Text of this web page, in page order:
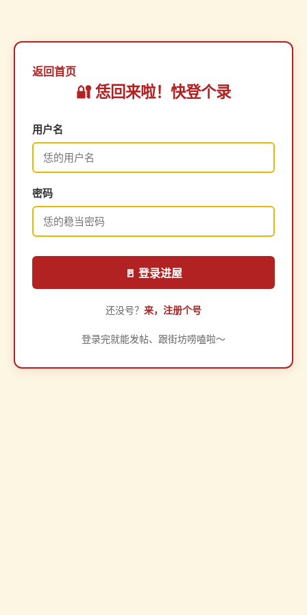
返回首页
🔐 恁回来啦！快登个录
用户名
密码
🚪 登录进屋
还没号？ 来，注册个号
登录完就能发帖、跟街坊唠嗑啦～